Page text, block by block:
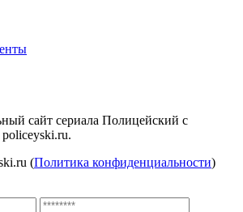
сайт сериала Полицейский с
(Политика конфиденциальности)